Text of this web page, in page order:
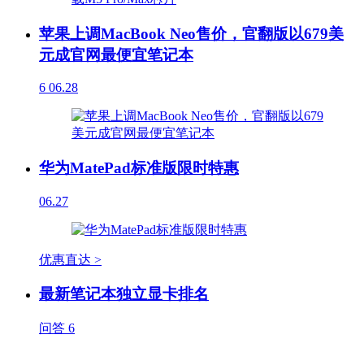
苹果上调MacBook Neo售价，官翻版以679美
元成官网最便宜笔记本
6 06.28
华为MatePad标准版限时特惠
06.27
优惠直达 >
最新笔记本独立显卡排名
问答 6